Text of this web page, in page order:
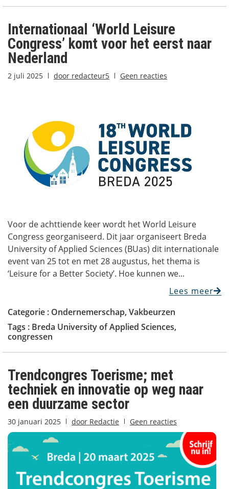
Internationaal ‘World Leisure
Congress’ komt voor het eerst naar
Nederland
2 juli 2025 door redacteur5 Geen reacties
Voor de achttiende keer wordt het World Leisure
Congress georganiseerd. Dit jaar organiseert Breda
University of Applied Sciences (BUas) dit internationale
event van 25 tot en met 28 augustus, het thema is
‘Leisure for a Better Society’. Hoe kunnen we...
Lees meer
Categorie : Ondernemerschap, Vakbeurzen
Tags : Breda University of Applied Sciences,
congressen
Trendcongres Toerisme; met
techniek en innovatie op weg naar
een duurzame sector
30 januari 2025 door Redactie Geen reacties